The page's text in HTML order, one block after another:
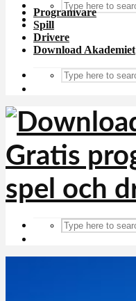
Programvare
Spill
Drivere
Download Akademiet